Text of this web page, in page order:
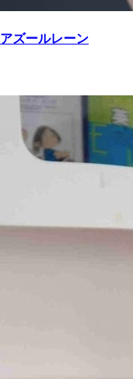
ズールレーン